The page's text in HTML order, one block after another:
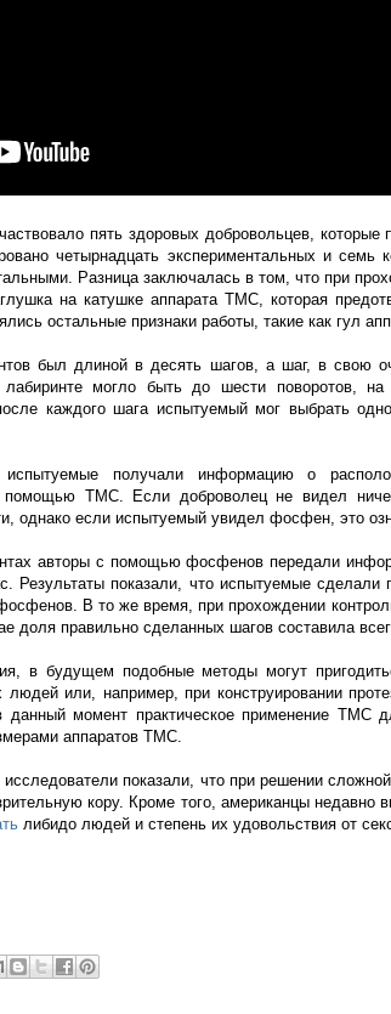
пять здоровых добровольцев,
четырнадцать экспериментальных и семь
Разница заключалась в том, что при
на катушке аппарата ТМС, которая
остальные признаки работы, такие как гул
был длиной в десять шагов, а шаг, в свою
могло быть до шести поворотов, на
каждого шага испытуемый мог выбрать
испытуемые получали информацию о
помощью ТМС. Если доброволец не видел
однако если испытуемый увидел фосфен, это
авторы с помощью фосфенов передали
Результаты показали, что испытуемые
В то же время, при прохождении
доля правильно сделанных шагов составила
в будущем подобные методы могут
людей или, например, при конструировании
момент практическое применение ТМС
аппаратов ТМС.
показали, что при решении
кору. Кроме того, американцы недавно
либидо людей и степень их удовольствия от